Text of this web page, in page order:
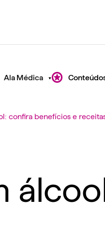
Ala Médica
confira benefícios e